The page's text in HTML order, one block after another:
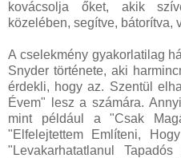
kovácsolja őket, akik
közelében, segítve, bátorítva,
A cselekmény gyakorlatilag
Snyder története, aki
érdekli, hogy az. Szentül
Évem" lesz a számára.
mint például a "Csak
"Elfelejtettem Említeni,
"Levakarhatatlanul